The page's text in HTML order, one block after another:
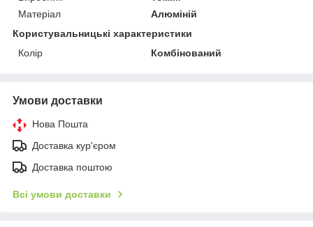
Матеріал
Алюміній
Користувальницькі характеристики
Колір
Комбінований
Умови доставки
Нова Пошта
Доставка кур'єром
Доставка поштою
Всі умови доставки